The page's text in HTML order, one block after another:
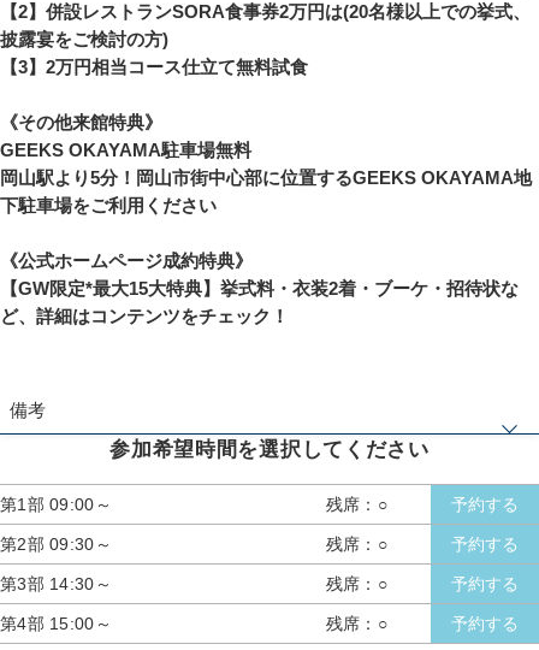
【2】併設レストランSORA食事券2万円は(20名様以上での挙式、
披露宴をご検討の方)
【3】2万円相当コース仕立て無料試食
《その他来館特典》
GEEKS OKAYAMA駐車場無料
岡山駅より5分！岡山市街中心部に位置するGEEKS OKAYAMA地
下駐車場をご利用ください
《公式ホームページ成約特典》
【GW限定*最大15大特典】挙式料・衣装2着・ブーケ・招待状な
ど、詳細はコンテンツをチェック！
備考
※《成約特典》人数・日程で適用制限有。その他、特典プラン併用不可
参加希望時間を選択してください
第1部 09:00～ 残席：○ 予約する
第2部 09:30～ 残席：○ 予約する
第3部 14:30～ 残席：○ 予約する
第4部 15:00～ 残席：○ 予約する